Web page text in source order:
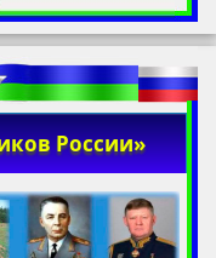
России»